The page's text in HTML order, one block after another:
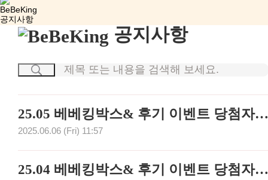
공지사항
공지사항
25.05 베베킹박스& 후기 이벤트 당첨자 발표
2025.06.06 (Fri) 11:57
25.04 베베킹박스& 후기 이벤트 당첨자 발표